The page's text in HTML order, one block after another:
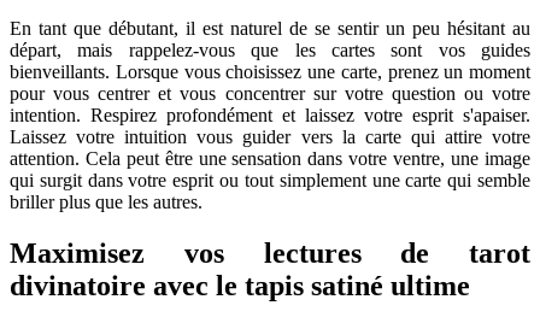
En tant que débutant, il est naturel de se sentir un peu hésitant au
départ, mais rappelez-vous que les cartes sont vos guides
bienveillants. Lorsque vous choisissez une carte, prenez un moment
pour vous centrer et vous concentrer sur votre question ou votre
intention. Respirez profondément et laissez votre esprit s'apaiser.
Laissez votre intuition vous guider vers la carte qui attire votre
attention. Cela peut être une sensation dans votre ventre, une image
qui surgit dans votre esprit ou tout simplement une carte qui semble
briller plus que les autres.
Maximisez vos lectures de tarot
divinatoire avec le tapis satiné ultime